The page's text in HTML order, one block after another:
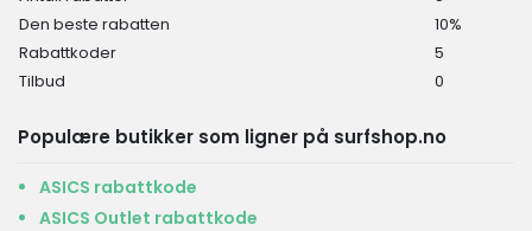
Den beste rabatten
10%
Rabattkoder
5
Tilbud
0
Populære butikker som ligner på surfshop.no
ASICS rabattkode
ASICS Outlet rabattkode